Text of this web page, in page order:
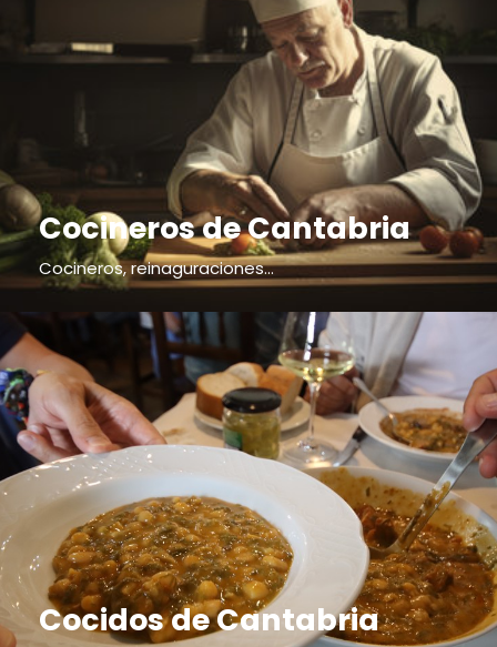
Cocineros de Cantabria
Cocineros, reinaguraciones...
Cocidos de Cantabria